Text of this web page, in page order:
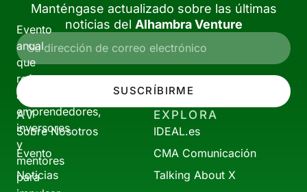
Evento
anual
que
reúne
a
emprendedores,
inversores
y
mentores
para
Manténgase actualizado sobre las últimas
noticias del Alhambra Venture
SUSCRÍBIRME
AV
Sobre Nosotros
Evento
Noticias
EXPLORA
IDEAL.es
CMA Comunicación
Talking About X